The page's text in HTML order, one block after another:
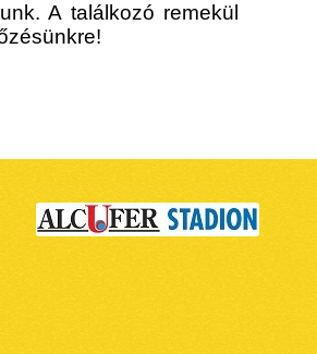
A találkozó remekül